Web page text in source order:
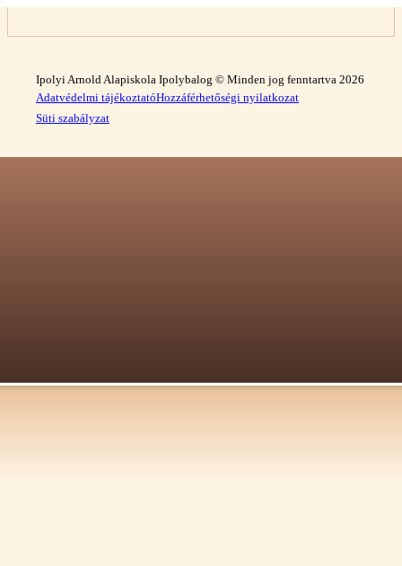
Ipolyi Arnold Alapiskola Ipolybalog © Minden jog fenntartva 2026
Adatvédelmi tájékoztatóHozzáférhetőségi nyilatkozat
Süti szabályzat